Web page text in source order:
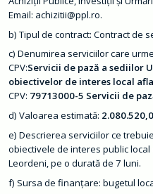
n
t
r
e
s
p
u
b
l
i
c
T
r
a
n
s
p
Email: achizitii@ppl.ro.
Tipul de contract: Contract de
Denumirea serviciilor care
CPV:Servicii de pază a sediilor
obiectivelor de interes local
CPV: 79713000-5 Servicii de
Valoarea estimată:
Descrierea serviciilor ce
obiectivele de interes public local
Leordeni, pe o durată de 7 luni.
Sursa de finanţare: bugetul